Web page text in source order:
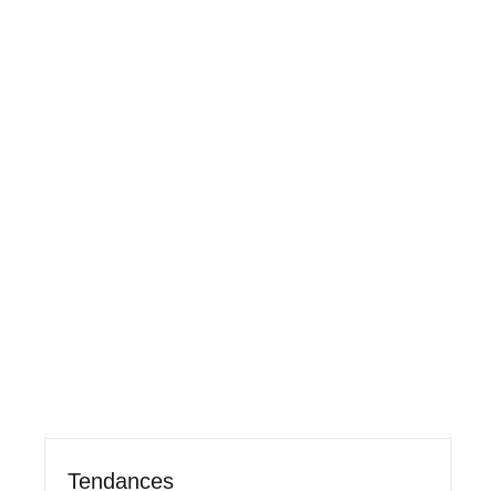
Tendances